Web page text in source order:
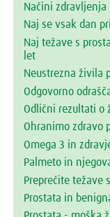
Načini
Naj se vsak dan
Naj težave s
let
Neustrezna živila
Odgovorno
Odlični rezultati o
Ohranimo zdravo
Omega 3 in
Palmeto in
Preprečite težave
Prostata in